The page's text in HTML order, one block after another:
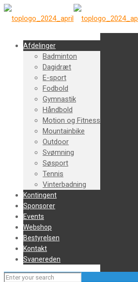
Afdelinger
Badminton
Dagidræt
E-sport
Fodbold
Gymnastik
Håndbold
Motion og Fitness
Mountainbike
Outdoor
Svømning
Søsport
Tennis
Vinterbadning
Kontingent
Sponsorer
Events
Webshop
Bestyrelsen
Kontakt
Svanereden